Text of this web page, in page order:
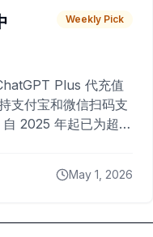
Weekly Pick
Plus 代充值
支付宝和微信扫码支
2025 年起已为超过
May 1, 2026